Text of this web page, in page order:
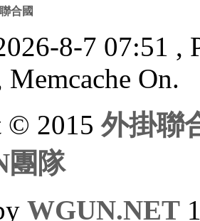
合國
8-7 07:51 ,
Memcache On.
© 2015外掛聯
團隊
WGUN.NET